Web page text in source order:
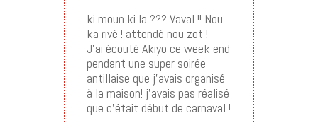
ki moun ki la ??? Vaval !! Nou
ka rivé ! attendé nou zot !
J’ai écouté Akiyo ce week end
pendant une super soirée
antillaise que j’avais organisé
à la maison! j’avais pas réalisé
que c’était début de carnaval !